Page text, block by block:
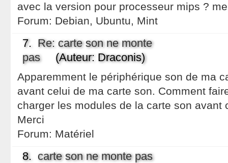
avec la version pour processeur mips ?
Forum: Debian, Ubuntu, Mint
7. Re: carte son ne monte
pas(Auteur: Draconis)
Apparemment le périphérique son de ma
avant celui de ma carte son. Comment
charger les modules de la carte son avant
Merci
Forum: Matériel
8. carte son ne monte pas